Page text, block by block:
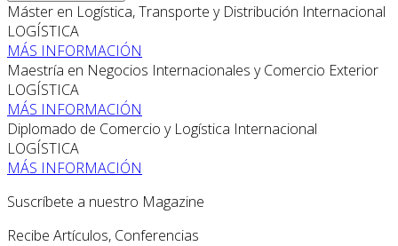
Máster en Logística, Transporte y Distribución Internacional
LOGÍSTICA
MÁS INFORMACIÓN
Maestría en Negocios Internacionales y Comercio Exterior
LOGÍSTICA
MÁS INFORMACIÓN
Diplomado de Comercio y Logística Internacional
LOGÍSTICA
MÁS INFORMACIÓN
Suscríbete a nuestro Magazine
Recibe Artículos, Conferencias